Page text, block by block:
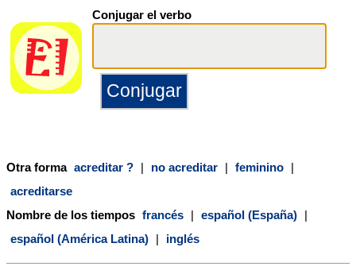
Conjugar el verbo
Otra forma acreditar ? | no acreditar | feminino |
acreditarse
Nombre de los tiempos francés | español (España) |
español (América Latina) | inglés